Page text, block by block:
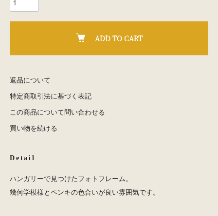
ADD TO CART
返品について
特定商取引法に基づく表記
この商品について問い合わせる
買い物を続ける
Detail
ハンガリーで見つけたフォトフレーム。
幾何学模様とペンキの色合いが良い雰囲気です。